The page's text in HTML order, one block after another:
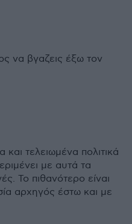
να βγαζεις έξω τον
τελειωμένα πολιτικά
με αυτά τα
Το πιθανότερο είναι
αρχηγός έστω και με